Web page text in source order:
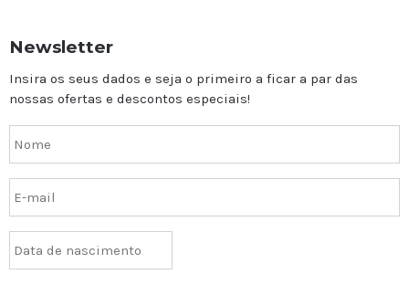
Newsletter
Insira os seus dados e seja o primeiro a ficar a par das
nossas ofertas e descontos especiais!